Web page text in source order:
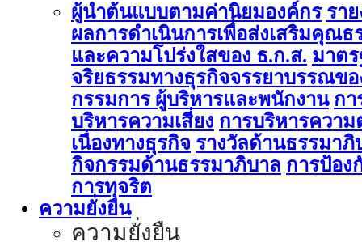
ผู้นำต้นแบบตามค่านิยมองค์กร รา
ผลการดำเนินการเพื่อส่งเสริมคุณธ
และความโปร่งใสของ ธ.ก.ส. มาต
จริยธรรมทางธุรกิจจรรยาบรรณขอ
กรรมการ ผู้บริหารและพนักงาน กา
บริหารความเสี่ยง การบริหารความ
เนื่องทางธุรกิจ รางวัลด้านธรรมาภิ
กิจกรรมด้านธรรมาภิบาล การป้อง
การทุจริต
ความยั่งยืน
ความยั่งยืน